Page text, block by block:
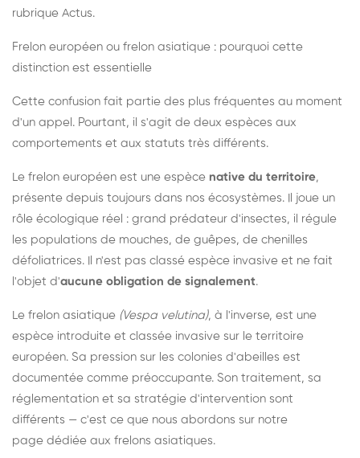
rubrique Actus.
Frelon européen ou frelon asiatique : pourquoi cette
distinction est essentielle
Cette confusion fait partie des plus fréquentes au moment
d'un appel. Pourtant, il s'agit de deux espèces aux
comportements et aux statuts très différents.
Le frelon européen est une espèce native du territoire,
présente depuis toujours dans nos écosystèmes. Il joue un
rôle écologique réel : grand prédateur d'insectes, il régule
les populations de mouches, de guêpes, de chenilles
défoliatrices. Il n'est pas classé espèce invasive et ne fait
l'objet d'aucune obligation de signalement.
Le frelon asiatique (Vespa velutina), à l'inverse, est une
espèce introduite et classée invasive sur le territoire
européen. Sa pression sur les colonies d'abeilles est
documentée comme préoccupante. Son traitement, sa
réglementation et sa stratégie d'intervention sont
différents — c'est ce que nous abordons sur notre
page dédiée aux frelons asiatiques.